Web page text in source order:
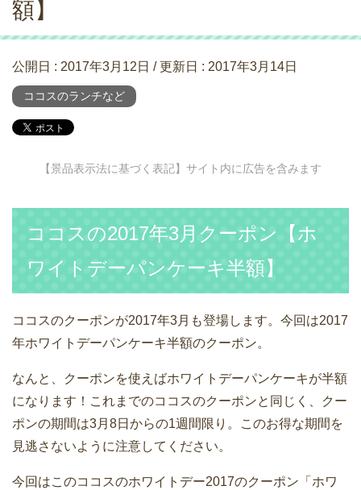
額】
公開日 : 2017年3月12日 / 更新日 : 2017年3月14日
ココスのランチなど
【景品表示法に基づく表記】サイト内に広告を含みます
ココスの2017年3月クーポン【ホ
ワイトデーパンケーキ半額】
ココスのクーポンが2017年3月も登場します。今回は2017
年ホワイトデーパンケーキ半額のクーポン。
なんと、クーポンを使えばホワイトデーパンケーキが半額
になります！これまでのココスのクーポンと同じく、クー
ポンの期間は3月8日からの1週間限り。このお得な期間を
見逃さないように注意してください。
今回はこのココスのホワイトデー2017のクーポン「ホワ